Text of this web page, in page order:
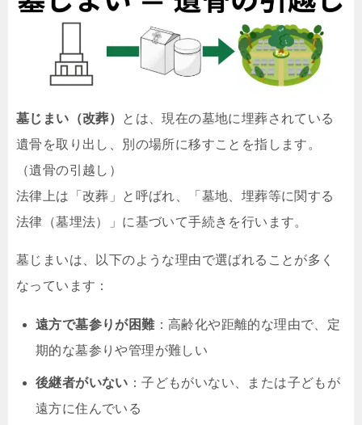
墓じまい（改葬）
とは、現在の墓地に埋葬されている
遺骨を取り出し、別の場所に移すことを指します。
（遺骨の引越し）
法律上は「改葬」と呼ばれ、「墓地、埋葬等に関する
法律（墓埋法）」に基づいて手続きを行います。
墓じまいは、以下のような理由で選ばれることが多く
なっています：
遠方で墓参りが困難：高齢化や距離的な理由で、定
期的な墓参りや管理が難しい
後継者がいない ：子どもがいない、または子どもが
遠方に住んでいる